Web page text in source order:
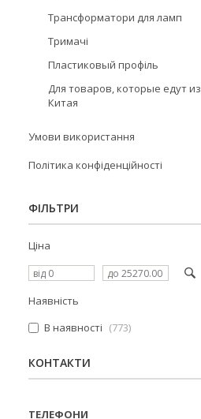
Трансформатори для ламп
Тримачі
Пластиковый профіль
Для товаров, которые едут из
Китая
Умови використання
Політика конфіденційності
ФІЛЬТРИ
Ціна
Наявність
В наявності
773
КОНТАКТИ